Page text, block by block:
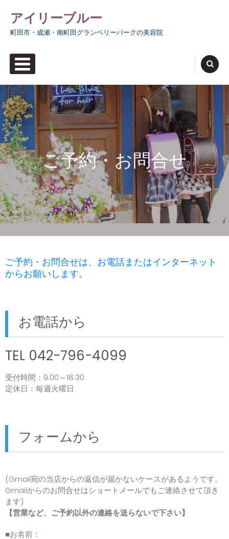
content
アイリーブルー
町田市・成瀬・南町田グランベリーパークの美容院
ご予約・お問合せ
ご予約・お問合せは、お電話またはインターネット
からお願いします。
お電話から
TEL 042-796-4099
受付時間：9:00～18:30
定休日：毎週火曜日
フォームから
(Gmail宛の当店からの返信が届かないケースがあるようです。
Gmailからのお問合せはショートメールでもご連絡させて頂き
ます)
【営業など、ご予約以外の連絡を送らないで下さい】
■お名前：